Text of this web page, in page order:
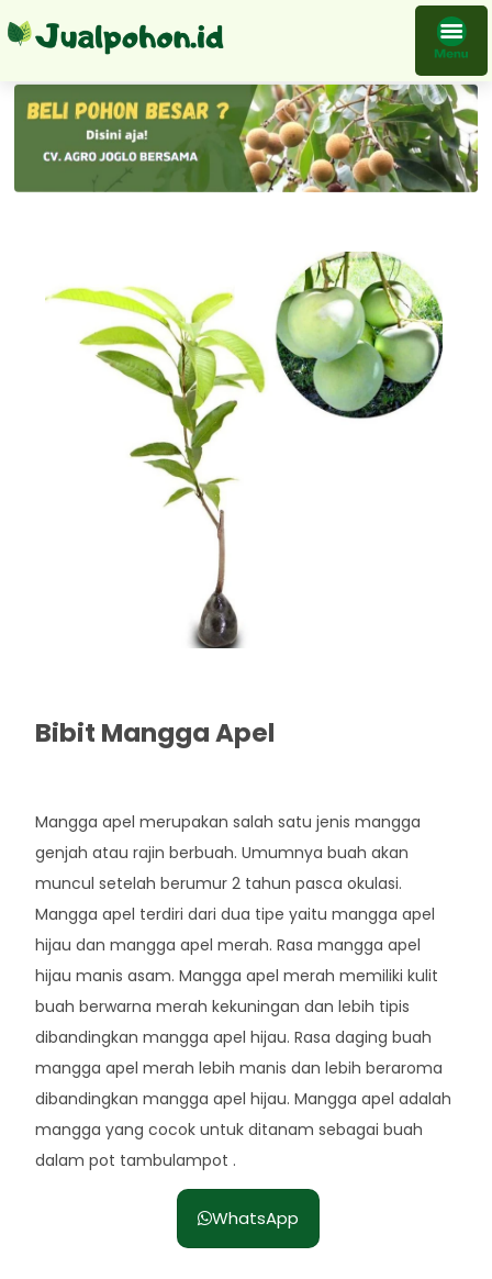
Bibit Tanaman Mangga Apel Buah Order Segera
Bibit Mangga Apel
Mangga apel merupakan salah satu jenis mangga
genjah atau rajin berbuah. Umumnya buah akan
muncul setelah berumur 2 tahun pasca okulasi.
Mangga apel terdiri dari dua tipe yaitu mangga apel
hijau dan mangga apel merah. Rasa mangga apel
hijau manis asam. Mangga apel merah memiliki kulit
buah berwarna merah kekuningan dan lebih tipis
dibandingkan mangga apel hijau. Rasa daging buah
mangga apel merah lebih manis dan lebih beraroma
dibandingkan mangga apel hijau. Mangga apel adalah
mangga yang cocok untuk ditanam sebagai buah
dalam pot tambulampot .
WhatsApp